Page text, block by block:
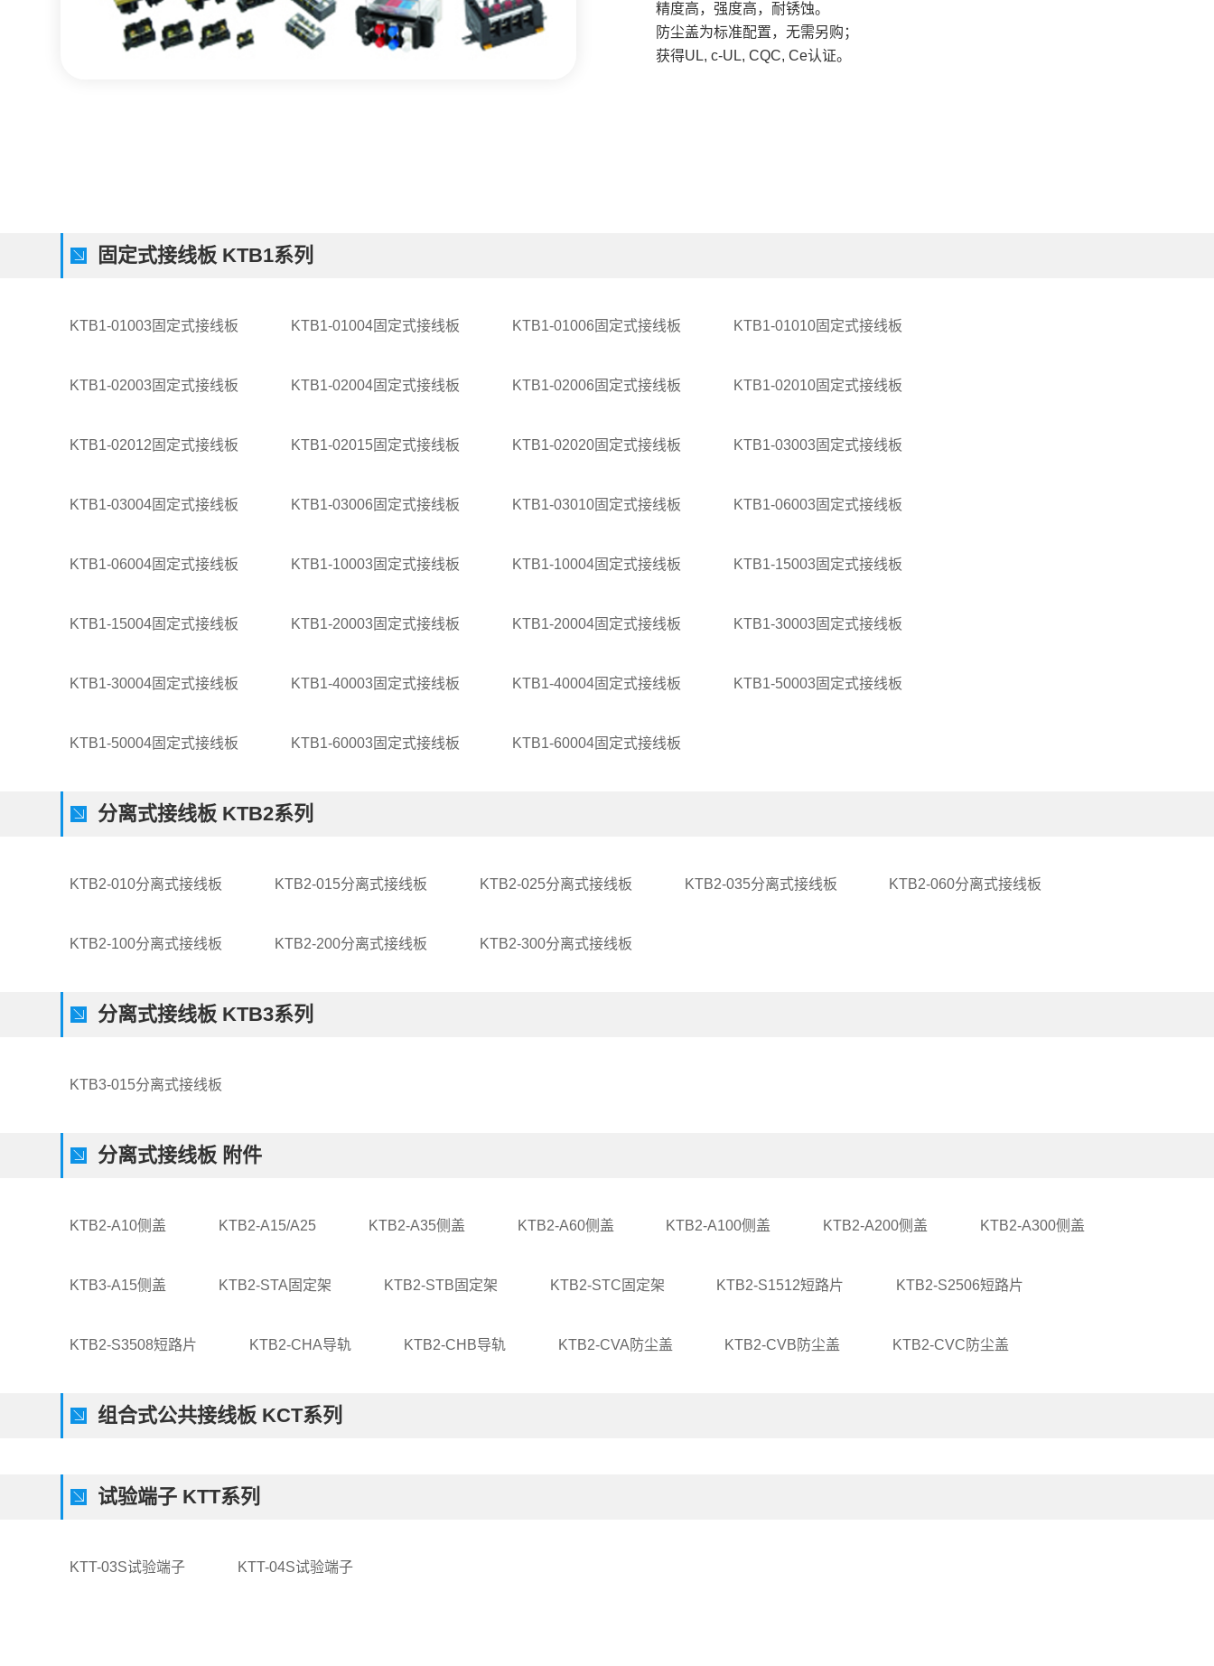
精度高，强度高，耐锈蚀。
防尘盖为标准配置，无需另购；
获得UL, c-UL, CQC, Ce认证。
固定式接线板 KTB1系列
KTB1-01003固定式接线板 KTB1-01004固定式接线板 KTB1-01006固定式接线板 KTB1-01010固定式接线板
KTB1-02003固定式接线板 KTB1-02004固定式接线板 KTB1-02006固定式接线板 KTB1-02010固定式接线板
KTB1-02012固定式接线板 KTB1-02015固定式接线板 KTB1-02020固定式接线板 KTB1-03003固定式接线板
KTB1-03004固定式接线板 KTB1-03006固定式接线板 KTB1-03010固定式接线板 KTB1-06003固定式接线板
KTB1-06004固定式接线板 KTB1-10003固定式接线板 KTB1-10004固定式接线板 KTB1-15003固定式接线板
KTB1-15004固定式接线板 KTB1-20003固定式接线板 KTB1-20004固定式接线板 KTB1-30003固定式接线板
KTB1-30004固定式接线板 KTB1-40003固定式接线板 KTB1-40004固定式接线板 KTB1-50003固定式接线板
KTB1-50004固定式接线板 KTB1-60003固定式接线板 KTB1-60004固定式接线板
分离式接线板 KTB2系列
KTB2-010分离式接线板 KTB2-015分离式接线板 KTB2-025分离式接线板 KTB2-035分离式接线板 KTB2-060分离式接线板
KTB2-100分离式接线板 KTB2-200分离式接线板 KTB2-300分离式接线板
分离式接线板 KTB3系列
KTB3-015分离式接线板
分离式接线板 附件
KTB2-A10侧盖 KTB2-A15/A25 KTB2-A35侧盖 KTB2-A60侧盖 KTB2-A100侧盖 KTB2-A200侧盖 KTB2-A300侧盖
KTB3-A15侧盖 KTB2-STA固定架 KTB2-STB固定架 KTB2-STC固定架 KTB2-S1512短路片 KTB2-S2506短路片
KTB2-S3508短路片 KTB2-CHA导轨 KTB2-CHB导轨 KTB2-CVA防尘盖 KTB2-CVB防尘盖 KTB2-CVC防尘盖
组合式公共接线板 KCT系列
试验端子 KTT系列
KTT-03S试验端子 KTT-04S试验端子